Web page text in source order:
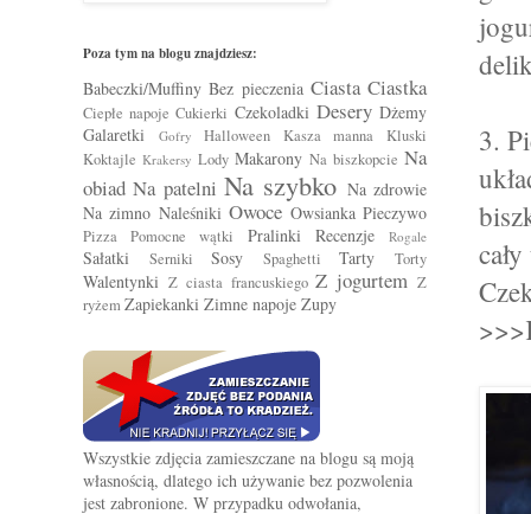
3.
Poza tym na blogu znajdziesz:
Babeczki/Muffiny Bez pieczenia Ciasta Ciastka
Ciepłe napoje Cukierki Czekoladki Desery Dżemy
Galaretki
Gofry Halloween Kasza manna
Kluski
Koktajle Krakersy Lody Makarony Na biszkopcie Na
obiad Na patelni Na szybko Na zdrowie
Na zimno Naleśniki Owoce Owsianka Pieczywo
Pizza Pomocne wątki Pralinki Recenzje Rogale
Sałatki Serniki Sosy Spaghetti Tarty Torty
Walentynki Z ciasta francuskiego Z jogurtem Z
ryżemZapiekanki Zimne napoje Zupy
Wszystkie zdjęcia zamieszczane na blogu są moją
własnością, dlatego ich używanie bez pozwolenia
jest zabronione. W przypadku odwołania,